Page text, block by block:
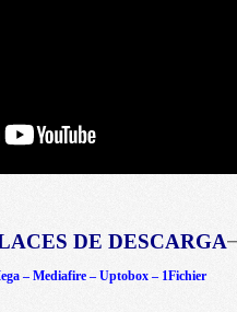
DE DESCARGA
– Mediafire – Uptobox – 1Fichier